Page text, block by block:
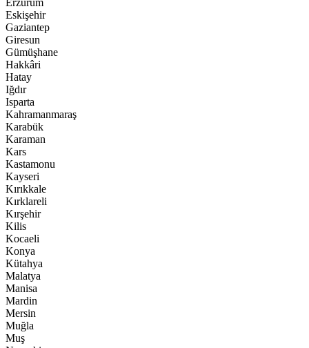
Erzurum
Eskişehir
Gaziantep
Giresun
Gümüşhane
Hakkâri
Hatay
Iğdır
Isparta
Kahramanmaraş
Karabük
Karaman
Kars
Kastamonu
Kayseri
Kırıkkale
Kırklareli
Kırşehir
Kilis
Kocaeli
Konya
Kütahya
Malatya
Manisa
Mardin
Mersin
Muğla
Muş